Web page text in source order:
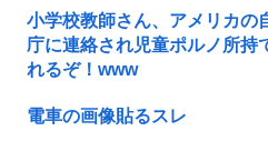
小学校教師さん、アメリカの
庁に連絡され児童ポルノ所持
れるぞ！www
電車の画像貼るスレ